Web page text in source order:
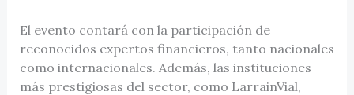
El evento contará con la participación de
reconocidos expertos financieros, tanto nacionales
como internacionales. Además, las instituciones
más prestigiosas del sector, como LarrainVial,